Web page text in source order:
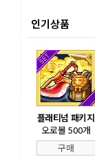
인기상품
플래티넘 패키지
오로볼 500개
구매